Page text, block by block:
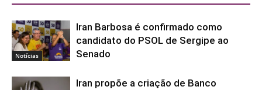
Notícias
Iran Barbosa é confirmado como
candidato do PSOL de Sergipe ao
Senado
Iran propõe a criação de Banco